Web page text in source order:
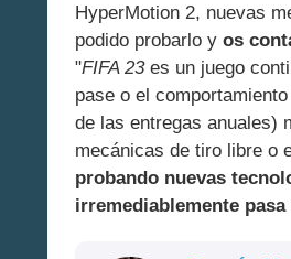
HyperMotion 2, nuevas
podido probarlo y os
"FIFA 23es un juego
pase o el
de las entregas anuales)
mecánicas de tiro libre o
probando nuevas
irremediablemente pasa